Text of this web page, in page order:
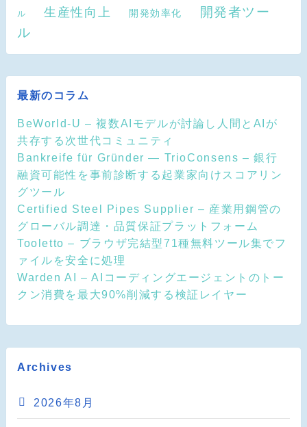
ル
生産性向上 開発効率化
開発者ツー
ル
最新のコラム
BeWorld-U – 複数AIモデルが討論し人間とAIが
共存する次世代コミュニティ
Bankreife für Gründer — TrioConsens – 銀行
融資可能性を事前診断する起業家向けスコアリン
グツール
Certified Steel Pipes Supplier – 産業用鋼管の
グローバル調達・品質保証プラットフォーム
Tooletto – ブラウザ完結型71種無料ツール集でフ
ァイルを安全に処理
Warden AI – AIコーディングエージェントのトー
クン消費を最大90%削減する検証レイヤー
Archives
2026年8月